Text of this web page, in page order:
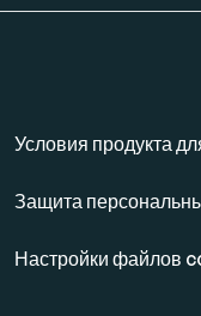
Условия продукта
Защита
Настройки файлов